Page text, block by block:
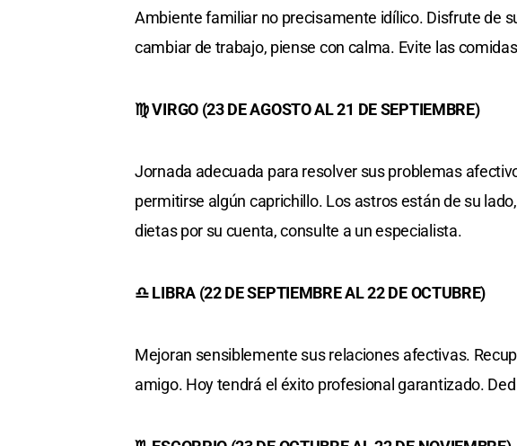
Ambiente familiar no precisamente idílico. Disfrute de
cambiar de trabajo, piense con calma. Evite las
♍ VIRGO (23 DE AGOSTO AL 21 DE SEPTIEMBRE)
Jornada adecuada para resolver sus problemas
permitirse algún caprichillo. Los astros están de su
dietas por su cuenta, consulte a un especialista.
♎ LIBRA (22 DE SEPTIEMBRE AL 22 DE OCTUBRE)
Mejoran sensiblemente sus relaciones afectivas.
amigo. Hoy tendrá el éxito profesional garantizado.